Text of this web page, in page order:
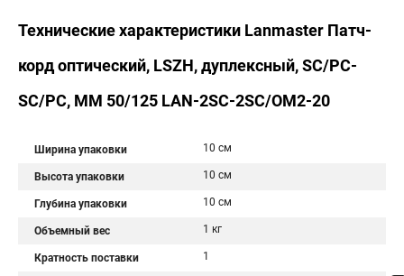
Технические характеристики Lanmaster Патч-
корд оптический, LSZH, дуплексный, SC/PC-
SC/PC, MM 50/125 LAN-2SC-2SC/OM2-20
Ширина упаковки 10 см
Высота упаковки 10 см
Глубина упаковки 10 см
Объемный вес 1 кг
Кратность поставки 1